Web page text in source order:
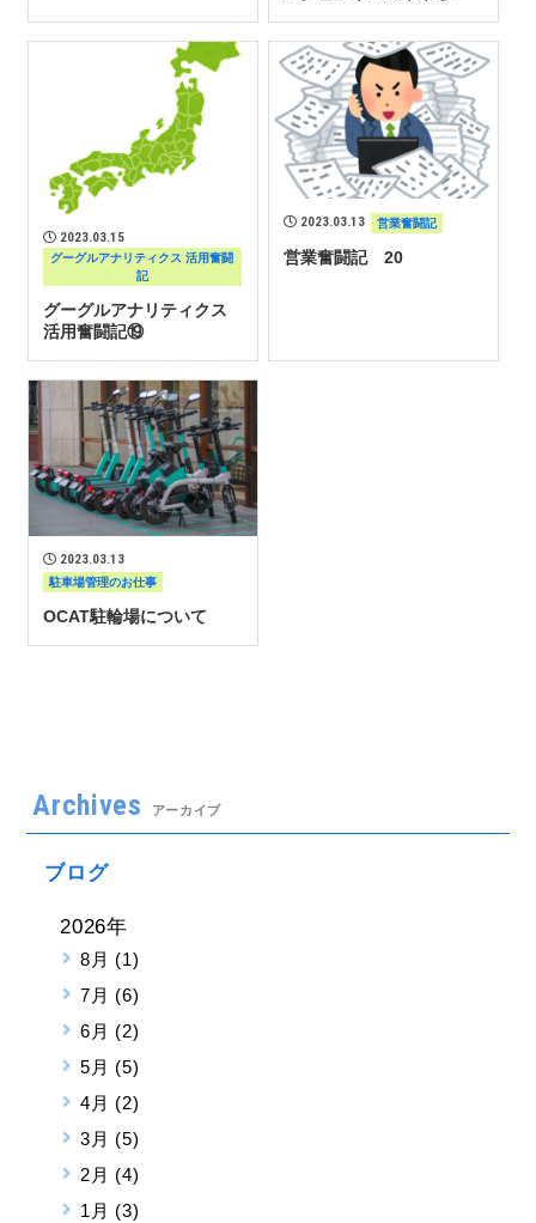
2023.03.15
グーグルアナリティクス 活用奮闘
記
グーグルアナリティクス
活用奮闘記⑲
2023.03.13 営業奮闘記
営業奮闘記 20
2023.03.13
駐車場管理のお仕事
OCAT駐輪場について
Archives アーカイブ
ブログ
2026年
8月 (1)
7月 (6)
6月 (2)
5月 (5)
4月 (2)
3月 (5)
2月 (4)
1月 (3)